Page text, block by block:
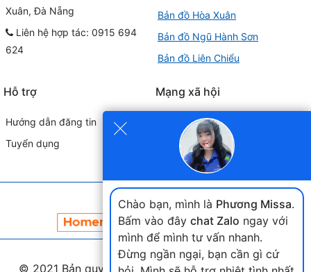
×
Chào bạn, mình là Phương Missa.
Bấm vào đây chat Zalo ngay với
mình để mình tư vấn nhanh.
Đừng ngần ngại, bạn cần gì cứ
Xuân, Đà Nẵng
Liên hệ hợp tác: 0915 694
624
Bản đồ Hòa Xuân
Bản đồ Ngũ Hành Sơn
Bản đồ Liên Chiểu
Hỗ trợ
Hướng dẫn đăng tin
Tuyển dụng
Mạng xã hội
© 2021 Bản quyền thuộclandmap.vn. Phát triển nền